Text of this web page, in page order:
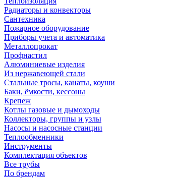
Радиаторы и конвекторы
Сантехника
Пожарное оборудование
Приборы учета и автоматика
Металлопрокат
Профнастил
Алюминиевые изделия
Из нержавеющей стали
Стальные тросы, канаты, коуши
Баки, ёмкости, кессоны
Крепеж
Котлы газовые и дымоходы
Коллекторы, группы и узлы
Насосы и насосные станции
Теплообменники
Инструменты
Комплектация объектов
Все трубы
По брендам